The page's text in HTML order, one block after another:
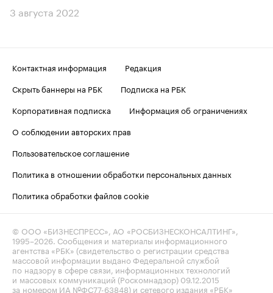
3 августа 2022
Контактная информация
Редакция
Скрыть баннеры на РБК
Подписка на РБК
Корпоративная подписка
Информация об ограничениях
О соблюдении авторских прав
Пользовательское соглашение
Политика в отношении обработки персональных данных
Политика обработки файлов cookie
© ООО «БИЗНЕСПРЕСС», АО «РОСБИЗНЕСКОНСАЛТИНГ»,
1995–2026. Сообщения и материалы информационного
агентства «РБК» (свидетельство о регистрации средства
массовой информации выдано Федеральной службой
по надзору в сфере связи, информационных технологий
и массовых коммуникаций (Роскомнадзор) 09.12.2015
за номером ИА №ФС77-63848) и сетевого издания «РБК»